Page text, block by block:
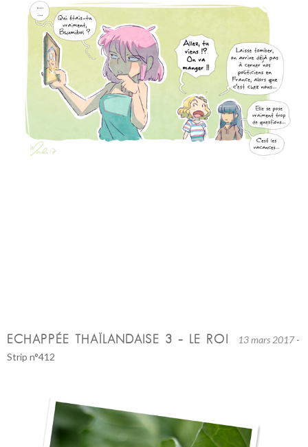
ECHAPPÉE THAÏLANDAISE 3 – LE ROI 13 mars 2017-
Strip n°412